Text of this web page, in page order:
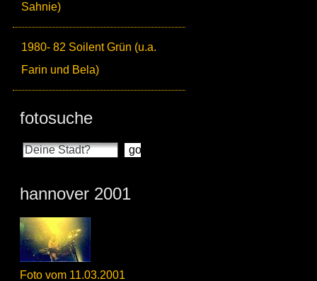
Sahnie)
1980- 82 Soilent Grün (u.a.
Farin und Bela)
fotosuche
hannover 2001
Foto vom 11.03.2001